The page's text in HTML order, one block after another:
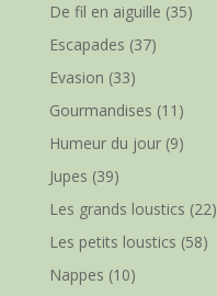
De fil en aiguille (35)
Escapades (37)
Evasion (33)
Gourmandises (11)
Humeur du jour(9)
Jupes (39)
Les grands loustics (22)
Les petits loustics (58)
Nappes (10)